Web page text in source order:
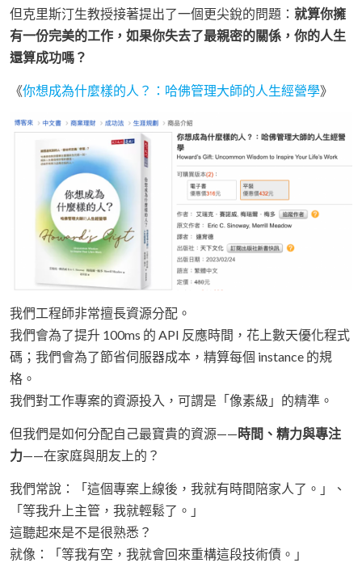
但克里斯汀生教授接著提出了一個更尖銳的問題： 就算你擁
有一份完美的工作，如果你失去了最親密的關係，你的人生
還算成功嗎？
《你想成為什麼樣的人？：哈佛管理大師的人生經營學》
我們工程師非常擅長資源分配。
我們會為了提升 100ms 的 API 反應時間，花上數天優化程式
碼；我們會為了節省伺服器成本，精算每個 instance 的規
格。
我們對工作專案的資源投入，可謂是「像素級」的精準。
但我們是如何分配自己最寶貴的資源—— 時間、精力與專注
力——在家庭與朋友上的？
我們常說：「這個專案上線後，我就有時間陪家人了。」、
「等我升上主管，我就輕鬆了。」
這聽起來是不是很熟悉？
就像：「等我有空，我就會回來重構這段技術債。」